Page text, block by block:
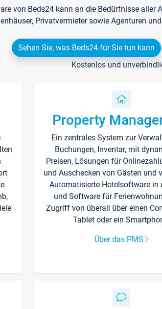
von Beds24 kann an die Bedürfnisse aller
Privatvermieter sowie Agenturen
Sehen Sie, was Beds24 für Sie tun kann
Kostenlos und
Property
Ein zentrales System zur
Buchungen, Inventar, mit
Preisen, Lösungen für
und Auschecken von Gästen und
Automatisierte Hotelsoftware in
und Software für
Zugriff von überall über einen
Tablet oder ein
Über das PMS